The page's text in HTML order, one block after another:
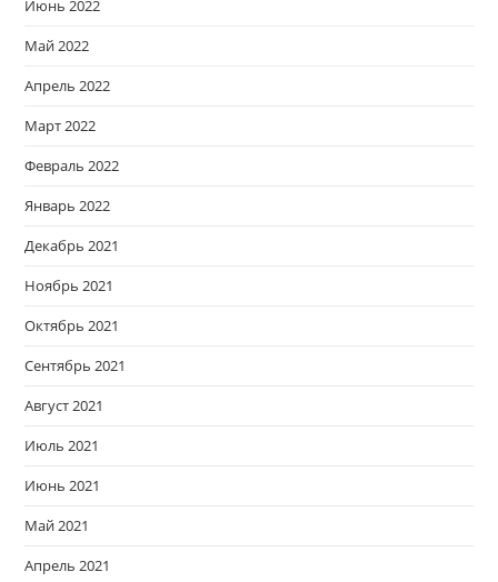
Июнь 2022
Май 2022
Апрель 2022
Март 2022
Февраль 2022
Январь 2022
Декабрь 2021
Ноябрь 2021
Октябрь 2021
Сентябрь 2021
Август 2021
Июль 2021
Июнь 2021
Май 2021
Апрель 2021